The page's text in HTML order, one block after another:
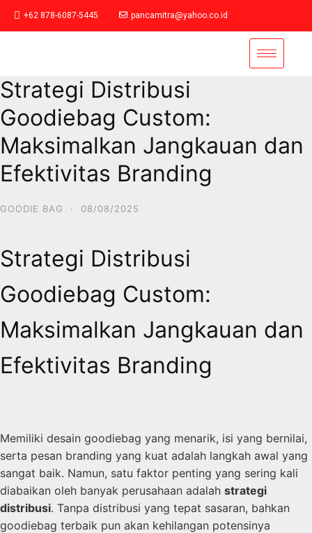
+62 878-6087-5445 pancamitra@yahoo.co.id
Strategi Distribusi
Goodiebag Custom:
Maksimalkan Jangkauan dan
Efektivitas Branding
GOODIE BAG · 08/08/2025
Strategi Distribusi
Goodiebag Custom:
Maksimalkan Jangkauan dan
Efektivitas Branding
Memiliki desain goodiebag yang menarik, isi yang bernilai,
serta pesan branding yang kuat adalah langkah awal yang
sangat baik. Namun, satu faktor penting yang sering kali
diabaikan oleh banyak perusahaan adalah strategi
distribusi. Tanpa distribusi yang tepat sasaran, bahkan
goodiebag terbaik pun akan kehilangan potensinya